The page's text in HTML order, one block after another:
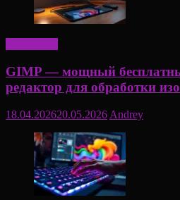
GIMP — мощный
редактор для обработки
18.04.202620.05.2026 Andrey